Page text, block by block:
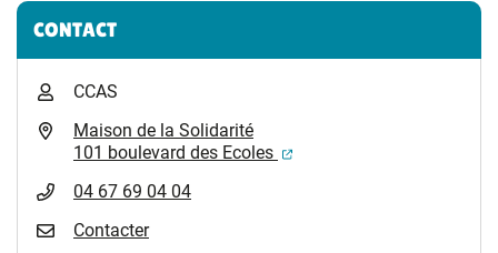
Informations complémentaires
CONTACT
CCAS
Maison de la Solidarité
101 boulevard des Ecoles
(ouverture dans un
04 67 69 04 04
Contacter